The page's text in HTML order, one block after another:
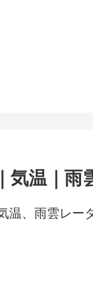
気温｜雨
温、雨雲レー